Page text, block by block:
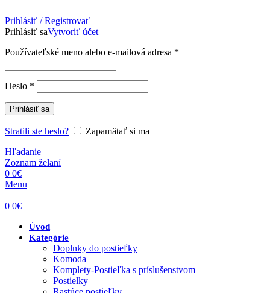
Prihlásiť / Registrovať
Prihlásiť saVytvoriť účet
Používateľské meno alebo e-mailová adresa *
Heslo *
Prihlásiť sa
Stratili ste heslo?
Zapamätať si ma
Hľadanie
Zoznam želaní
0 0€
Menu
0 0€
Úvod
Kategórie
Doplnky do postieľky
Komoda
Komplety-Postieľka s príslušenstvom
Postielky